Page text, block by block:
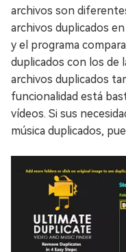
archivos son
archivos duplicados
y el programa
duplicados con los de
archivos duplicados
funcionalidad está
vídeos. Si sus
música duplicados,